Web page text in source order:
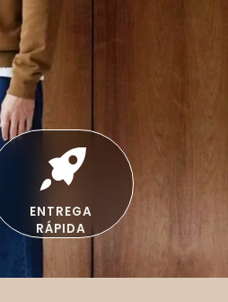
ENTREGA
RÁPIDA